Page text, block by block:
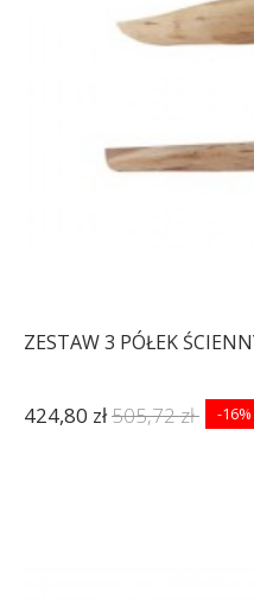
ZESTAW 3 PÓŁEK
424,80 zł505,72 zł -16%